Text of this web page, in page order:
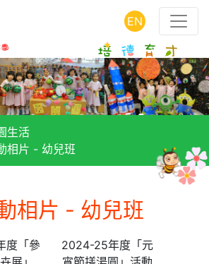
EN
生活
相片 - 幼兒班
相片 - 幼兒班
度「參
2024-25年度「元